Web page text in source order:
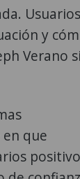
Usuarios
y
Verano
que